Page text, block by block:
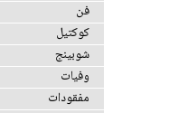
فن
كوكتيل
شوبينج
وفيات
مفقودات